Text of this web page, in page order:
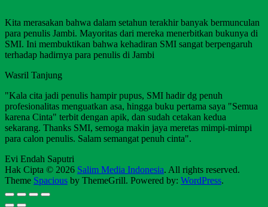
Kita merasakan bahwa dalam setahun terakhir banyak bermunculan
para penulis Jambi. Mayoritas dari mereka menerbitkan bukunya di
SMI. Ini membuktikan bahwa kehadiran SMI sangat berpengaruh
terhadap hadirnya para penulis di Jambi
Wasril Tanjung
"Kala cita jadi penulis hampir pupus, SMI hadir dg penuh
profesionalitas menguatkan asa, hingga buku pertama saya "Semua
karena Cinta" terbit dengan apik, dan sudah cetakan kedua
sekarang. Thanks SMI, semoga makin jaya meretas mimpi-mimpi
para calon penulis. Salam semangat penuh cinta".
Evi Endah Saputri
Hak Cipta © 2026 Salim Media Indonesia. All rights reserved.
Theme Spacious by ThemeGrill. Powered by: WordPress.